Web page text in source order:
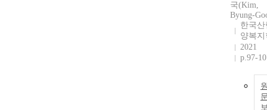
국(Kim,
Byung-
한국
양복
2021
p.97-